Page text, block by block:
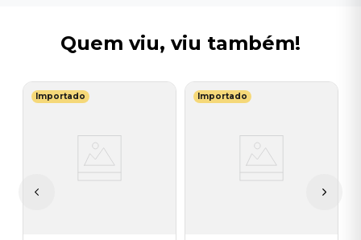
Quem viu, viu também!
Importado Importado